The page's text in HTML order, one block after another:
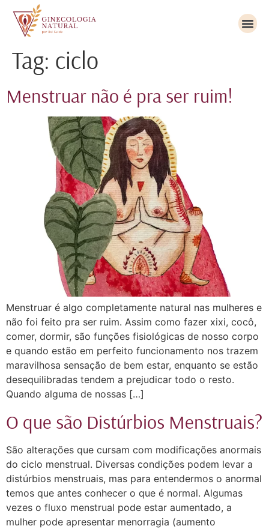
Tag: ciclo
Menstruar não é pra ser ruim!
Menstruar é algo completamente natural nas mulheres e
não foi feito pra ser ruim. Assim como fazer xixi, cocô,
comer, dormir, são funções fisiológicas de nosso corpo
e quando estão em perfeito funcionamento nos trazem
maravilhosa sensação de bem estar, enquanto se estão
desequilibradas tendem a prejudicar todo o resto. ⠀
Quando alguma de nossas […]
O que são Distúrbios Menstruais?
São alterações que cursam com modificações anormais
do ciclo menstrual. Diversas condições podem levar a
distúrbios menstruais, mas para entendermos o anormal
temos que antes conhecer o que é normal. Algumas
vezes o fluxo menstrual pode estar aumentado, a
mulher pode apresentar menorragia (aumento